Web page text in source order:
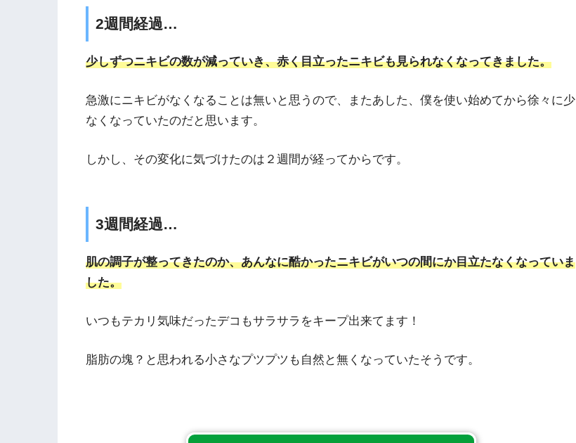
2週間経過…
少しずつニキビの数が減っていき、赤く目立ったニキビも見られなくなってきました。
急激にニキビがなくなることは無いと思うので、またあした、僕を使い始めてから徐々に少
なくなっていたのだと思います。
しかし、その変化に気づけたのは２週間が経ってからです。
3週間経過…
肌の調子が整ってきたのか、あんなに酷かったニキビがいつの間にか目立たなくなっていま
した。
いつもテカリ気味だったデコもサラサラをキープ出来てます！
脂肪の塊？と思われる小さなプツプツも自然と無くなっていたそうです。